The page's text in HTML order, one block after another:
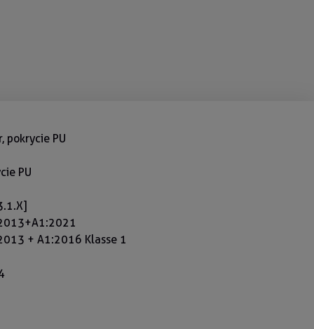
pokrycie PU
PU
+ A1:2016 Klasse 1